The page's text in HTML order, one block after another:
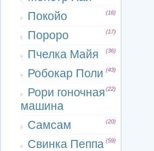
Покойо
(16)
Пороро (17)
Пчелка Майя (36)
Робокар Поли (43)
Рори гоночная
машина
(22)
Самсам (20)
Свинка Пеппа (59)